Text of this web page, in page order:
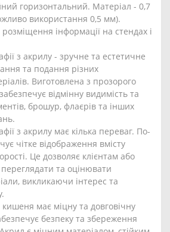
горизонтальний. Матеріал - 0,7
використання 0,5 мм).
розміщення інформації на стендах і
з акрилу - зручне та естетичне
та подання різних
Виготовлена з прозорого
відмінну видимість та
брошур, флаєрів та інших
з акрилу має кілька переваг. По-
чітке відображення вмісту
Це дозволяє клієнтам або
переглядати та оцінювати
викликаючи інтерес та
має міцну та довговічну
безпеку та збереження